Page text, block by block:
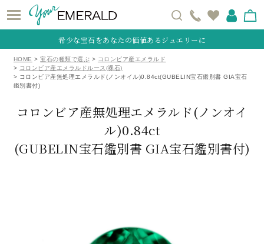
希少な宝石をあなたの価値あるジュエリーに
HOME 宝石の種類で選ぶ
コロンビア産エメラルド
コロンビア産エメラルドルース(裸石)
コロンビア産無処理エメラルド(ノンオイル)0.84ct(GUBELIN宝石鑑別書 GIA宝石
鑑別書付)
コロンビア産無処理エメラルド(ノンオイ
ル)0.84ct
(GUBELIN宝石鑑別書 GIA宝石鑑別書付)